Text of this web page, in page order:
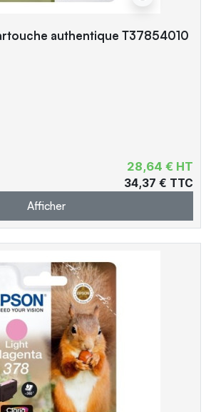
authentique T37854010
28,64 € HT
34,37 € TTC
Afficher